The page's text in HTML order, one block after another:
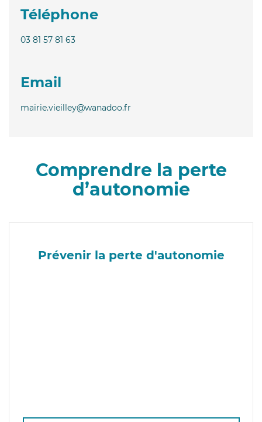
Téléphone
03 81 57 81 63
Email
mairie.vieilley@wanadoo.fr
Comprendre la perte
d’autonomie
Prévenir la perte d'autonomie